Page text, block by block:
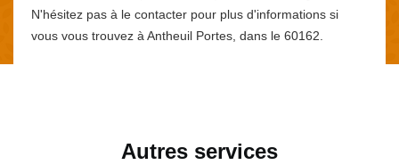
N'hésitez pas à le contacter pour plus d'informations si
vous vous trouvez à Antheuil Portes, dans le 60162.
Autres services